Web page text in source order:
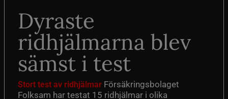
Dyraste
ridhjälmarna blev
sämst i test
Stort test av ridhjälmar Försäkringsbolaget
Folksam har testat 15 ridhjälmar i olika